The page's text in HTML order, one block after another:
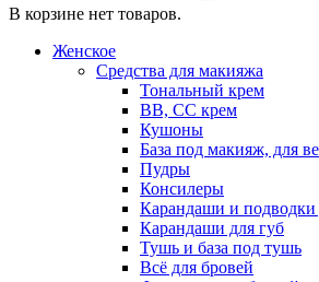
В корзине нет товаров.
Женское
Средства для макияжа
Тональный крем
BB, CC крем
Кушоны
База под макияж, для
Пудры
Консилеры
Карандаши и подводки
Карандаши для губ
Тушь и база под тушь
Всё для бровей